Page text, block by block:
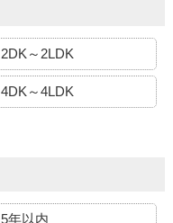
2DK～2LDK
4DK～4LDK
5年以内